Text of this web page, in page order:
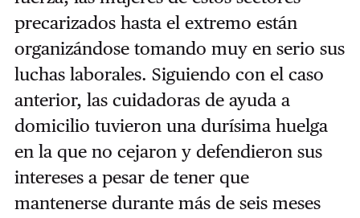
precarizados hasta el extremo están
organizándose tomando muy en serio sus
luchas laborales. Siguiendo con el caso
anterior, las cuidadoras de ayuda a
domicilio tuvieron una durísima huelga
en la que no cejaron y defendieron sus
intereses a pesar de tener que
mantenerse durante más de seis meses